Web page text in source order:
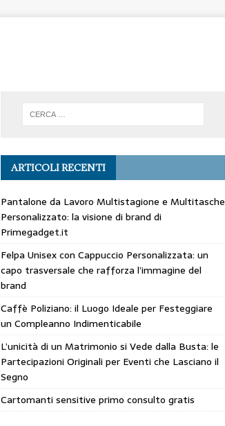
ARTICOLI RECENTI
Pantalone da Lavoro Multistagione e Multitasche
Personalizzato: la visione di brand di
Primegadget.it
Felpa Unisex con Cappuccio Personalizzata: un
capo trasversale che rafforza l’immagine del
brand
Caffè Poliziano: il Luogo Ideale per Festeggiare
un Compleanno Indimenticabile
L’unicità di un Matrimonio si Vede dalla Busta: le
Partecipazioni Originali per Eventi che Lasciano il
Segno
Cartomanti sensitive primo consulto gratis